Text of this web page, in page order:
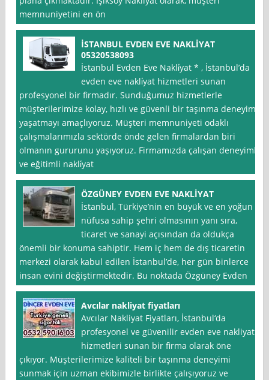
memnuniyetini en ön
İSTANBUL EVDEN EVE NAKLİYAT
05320538093
İstanbul Evden Eve Nakli̇yat * , İstanbul’da
evden eve nakli̇yat hizmetleri sunan
profesyonel bir firmadır. Sunduğumuz hizmetlerle
müşterilerimize kolay, hızlı ve güvenli bir taşınma deneyimi
yaşatmayı amaçlıyoruz. Müşteri memnuniyeti odaklı
çalışmalarımızla sektörde önde gelen firmalardan biri
olmanın gururunu yaşıyoruz. Firmamızda çalışan deneyimli
ve eğitimli nakli̇yat
ÖZGÜNEY EVDEN EVE NAKLİYAT
İstanbul, Türkiye’nin en büyük ve en yoğun
nüfusa sahip şehri olmasının yanı sıra,
ticaret ve sanayi açısından da oldukça
önemli bir konuma sahiptir. Hem iç hem de dış ticaretin
merkezi olarak kabul edilen İstanbul’de, her gün binlerce
insan evini değiştirmektedir. Bu noktada Özgüney Evden
Avcılar nakliyat fiyatları
Avcılar Nakliyat Fiyatları, İstanbul‘da
profesyonel ve güvenilir evden eve nakliyat
hizmetleri sunan bir firma olarak öne
çıkıyor. Müşterilerimize kaliteli bir taşınma deneyimi
sunmak için uzman ekibimizle birlikte çalışıyoruz ve